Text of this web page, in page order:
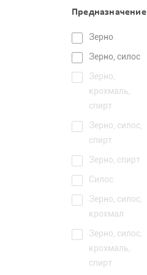
Предназначение
Зерно
Зерно, силос
Зерно,
крохмаль,
спирт
Зерно, силос,
спирт
Зерно, спирт
Силос
Зерно, силос,
крохмал
Зерно, силос,
крохмаль,
спирт